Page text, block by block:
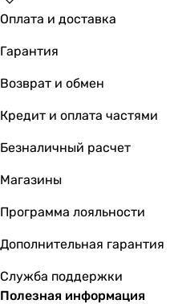
Оплата и доставка
Гарантия
Возврат и обмен
Кредит и оплата частями
Безналичный расчет
Магазины
Программа лояльности
Дополнительная гарантия
Служба поддержки
Полезная информация